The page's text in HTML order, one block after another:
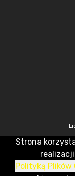
CMS & Hosting: Nefeni Sp. z
Strona
Polityką Plików